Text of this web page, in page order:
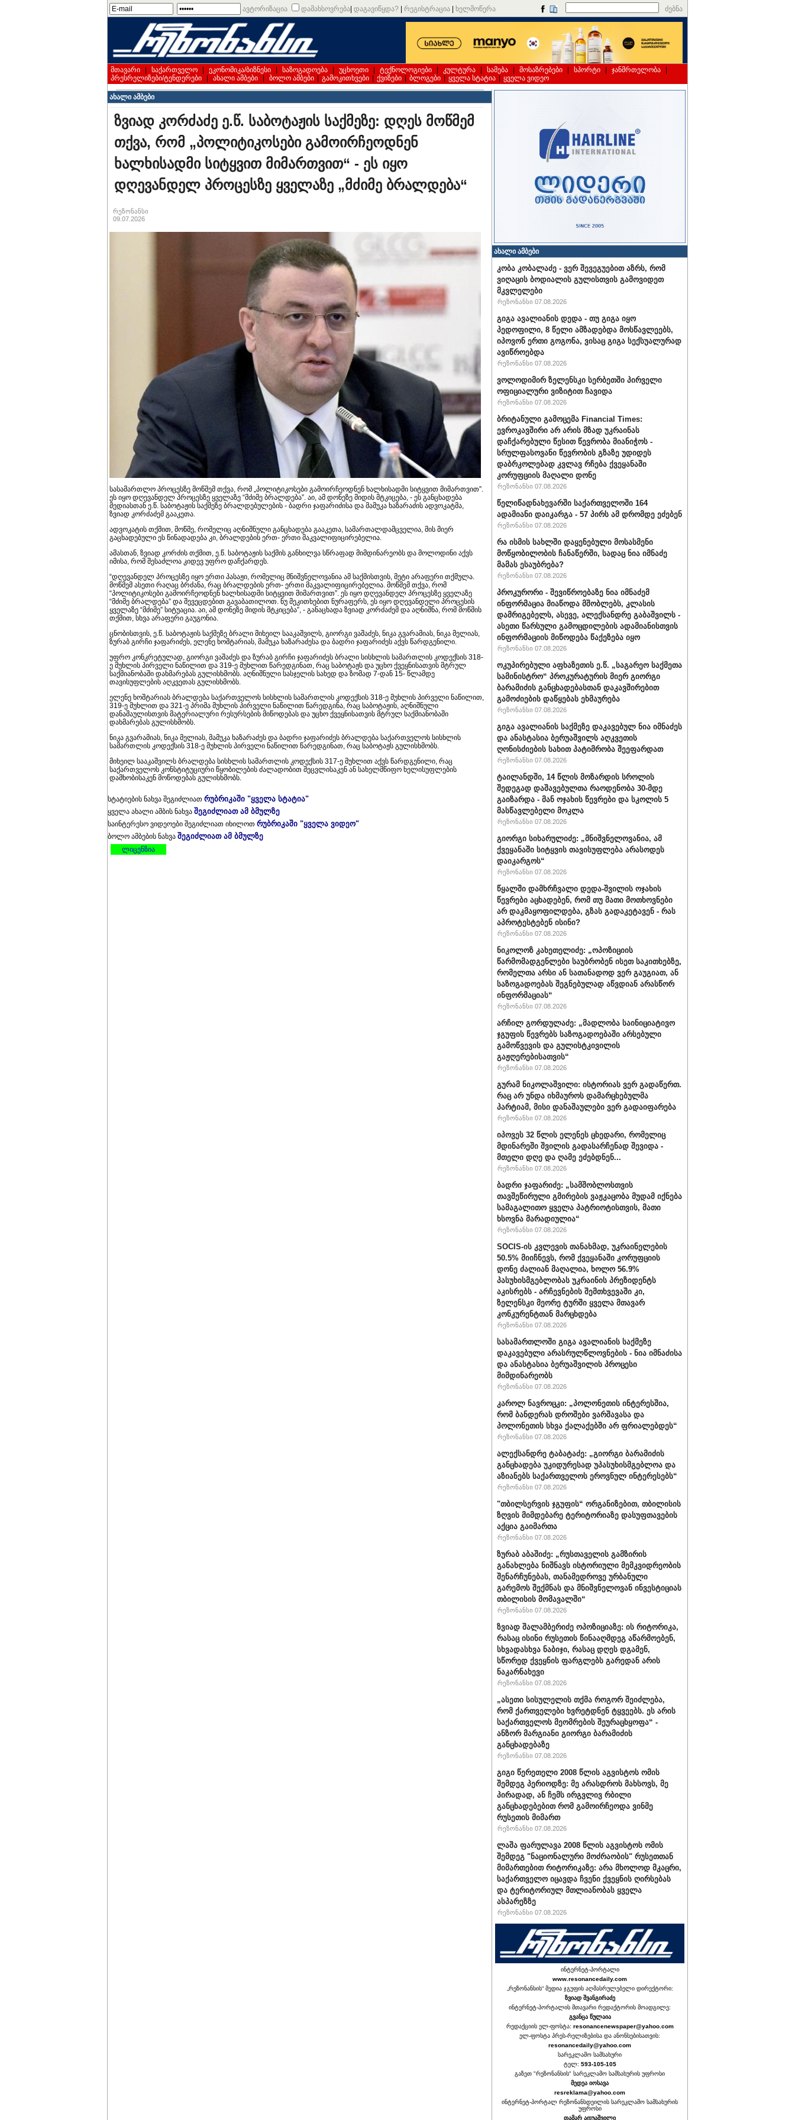
ავტორიზაცია დამახსოვრება დაგავიწყდა? რეგისტრაცია ხელმოწერა ძებნა
მთავარი საქართველო ეკონომიკა/ბიზნესი საზოგადოება უცხოეთი ტექნოლოგიები კულტურა სამება მოსაზრებები სპორტი ჯანმრთელობა
პრესრელიზები/ტენდერები
ახალი ამბები ბოლო ამბები გამოკითხვები ქვიზები ბლოგები ყველა სტატია ყველა ვიდეო
ახალი ამბები
ზვიად კორძაძე ე.წ. საბოტაჟის საქმეზე: დღეს მოწმემ
თქვა, რომ „პოლიტიკოსები გამოირჩეოდნენ
ხალხისადმი სიტყვით მიმართვით“ - ეს იყო
დღევანდელ პროცესზე ყველაზე „მძიმე ბრალდება“
რეზონანსი
09.07.2026
სასამართლო პროცესზე მოწმემ თქვა, რომ „პოლიტიკოსები გამოირჩეოდნენ ხალხისადმი სიტყვით მიმართვით”.
ეს იყო დღევანდელ პროცესზე ყველაზე “მძიმე ბრალდება”. აი, ამ დონეზე მიდის მტკიცება, - ეს განცხადება
მედიასთან ე.წ. საბოტაჟის საქმეზე ბრალდებულების - ბადრი ჯაფარიძისა და მამუკა ხაზარაძის ადვოკატმა,
ზვიად კორძაძემ გააკეთა.
ადვოკატის თქმით, მოწმე, რომელიც აღნიშნული განცხადება გააკეთა, სამართალდამცველია, მის მიერ
გაცხადებული ეს წინადადება კი, ბრალდების ერთ- ერთი მაკვალიფიცირებელია.
ამასთან, ზვიად კორძის თქმით, ე.წ. საბოტაჟის საქმის განხილვა სწრაფად მიმდინარეობს და მოლოდინი აქვს
იმისა, რომ შესაძლოა კიდევ უფრო დაჩქარდეს.
“დღევანდელ პროცესზე იყო ერთი პასაჟი, რომელიც მნიშვნელოვანია ამ საქმისთვის, მეტი არაფერი თქმულა.
მოწმემ ასეთი რაღაც ბრძანა, რაც ბრალდების ერთ- ერთი მაკვალიფიცირებელია. მოწმემ თქვა, რომ
“პოლიტიკოსები გამოირჩეოდნენ ხალხისადმი სიტყვით მიმართვით”. ეს იყო დღევანდელ პროცესზე ყველაზე
“მძიმე ბრალდება” და შევეცდებით გავაბათილოთ. ნუ მეკითხებით ნურაფერს, ეს იყო დღევანდელი პროცესის
ყველაზე “მძიმე” სიტუაცია. აი, ამ დონეზე მიდის მტკიცება”, - განაცხადა ზვიად კორძაძემ და აღნიშნა, რომ მოწმის
თქმით, სხვა არაფერი გაუგონია.
ცნობისთვის, ე.წ. საბოტაჟის საქმეზე ბრალი მიხეილ სააკაშვილს, გიორგი ვაშაძეს, ნიკა გვარამიას, ნიკა მელიას,
ზურაბ გირჩი ჯაფარიძეს, ელენე ხოშტარიას, მამუკა ხაზარაძესა და ბადრი ჯაფარიძეს აქვს წარდგენილი.
უფრო კონკრეტულად, გიორგი ვაშაძეს და ზურაბ გირჩი ჯაფარიძეს ბრალი სისხლის სამართლის კოდექსის 318-
ე მუხლის პირველი ნაწილით და 319-ე მუხლით წარედგინათ, რაც საბოტაჟს და უცხო ქვეყნისათვის მტრულ
საქმიანობაში დახმარებას გულისხმობს. აღნიშნული სასჯელის სახედ და ზომად 7-დან 15- წლამდე
თავისუფლების აღკვეთას გულისხმობს.
ელენე ხოშტარიას ბრალდება საქართველოს სისხლის სამართლის კოდექსის 318-ე მუხლის პირველი ნაწილით,
319-ე მუხლით და 321-ე პრიმა მუხლის პირველი ნაწილით წარედგინა, რაც საბოტაჟის, აღნიშნული
დანაშაულისთვის მატერიალური რესურსების მიწოდებას და უცხო ქვეყნისათვის მტრულ საქმიანობაში
დახმარებას გულისხმობს.
ნიკა გვარამიას, ნიკა მელიას, მამუკა ხაზარაძეს და ბადრი ჯაფარიძეს ბრალდება საქართველოს სისხლის
სამართლის კოდექსის 318-ე მუხლის პირველი ნაწილით წარედგინათ, რაც საბოტაჟს გულისხმობს.
მიხეილ სააკაშვილს ბრალდება სისხლის სამართლის კოდექსის 317-ე მუხლით აქვს წარდგენილი, რაც
საქართველოს კონსტიტუციური წყობილების ძალადობით შეცვლისაკენ ან სახელმწიფო ხელისუფლების
დამხობისაკენ მოწოდებას გულისხმობს.
სტატიების ნახვა შეგიძლიათ რუბრიკაში "ყველა სტატია"
ყველა ახალი ამბის ნახვა შეგიძლიათ ამ ბმულზე
საინტერესო ვიდეოები შეგიძლიათ იხილოთ რუბრიკაში "ყველა ვიდეო"
ბოლო ამბების ნახვა შეგიძლიათ ამ ბმულზე
ლიცენზია
ახალი ამბები
კობა კობალაძე - ვერ შევეგუებით აზრს, რომ
ვიღაცის ბოდიალის გულისთვის გამოვიდეთ
მკვლელები
რეზონანსი 07.08.2026
გიგა ავალიანის დედა - თუ გიგა იყო
პედოფილი, 8 წელი ამზადებდა მოსწავლეებს,
იპოვონ ერთი გოგონა, ვისაც გიგა სექსუალურად
ავიწროებდა
რეზონანსი 07.08.2026
ვოლოდიმირ ზელენსკი სერბეთში პირველი
ოფიციალური ვიზიტით ჩავიდა
რეზონანსი 07.08.2026
ბრიტანული გამოცემა Financial Times:
ევროკავშირი არ არის მზად უკრაინას
დაჩქარებული წესით წევრობა მიანიჭოს -
სრულფასოვანი წევრობის გზაზე უდიდეს
დაბრკოლებად კვლავ რჩება ქვეყანაში
კორუფციის მაღალი დონე
რეზონანსი 07.08.2026
წელიწადნახევარში საქართველოში 164
ადამიანი დაიკარგა - 57 პირს ამ დრომდე ეძებენ
რეზონანსი 07.08.2026
რა ისმის სახლში დაყენებული მოსასმენი
მოწყობილობის ჩანაწერში, სადაც ნია იმნაძე
მამას ესაუბრება?
რეზონანსი 07.08.2026
პროკურორი - შევიწროებაზე ნია იმნაძემ
ინფორმაცია მიაწოდა მშობლებს, კლასის
დამრიგებელს, ასევე, ალექსანდრე გაბაშვილს -
ასეთი წარსული გამოცდილების ადამიანისთვის
ინფორმაციის მიწოდება წაქეზება იყო
რეზონანსი 07.08.2026
ოკუპირებული აფხაზეთის ე.წ. „საგარეო საქმეთა
სამინისტრო“ პროკურატურის მიერ გიორგი
ბარამიძის განცხადებასთან დაკავშირებით
გამოძიების დაწყებას ეხმაურება
რეზონანსი 07.08.2026
გიგა ავალიანის საქმეზე დაკავებულ ნია იმნაძეს
და ანასტასია ბერუაშვილს აღკვეთის
ღონისძიების სახით პატიმრობა შეეფარდათ
რეზონანსი 07.08.2026
ტაილანდში, 14 წლის მოზარდის სროლის
შედეგად დაშავებულთა რაოდენობა 30-მდე
გაიზარდა - მან ოჯახის წევრები და სკოლის 5
მასწავლებელი მოკლა
რეზონანსი 07.08.2026
გიორგი სიხარულიძე: „მნიშვნელოვანია, ამ
ქვეყანაში სიტყვის თავისუფლება არასოდეს
დაიკარგოს“
რეზონანსი 07.08.2026
წყალში დამხრჩვალი დედა-შვილის ოჯახის
წევრები აცხადებენ, რომ თუ მათი მოთხოვნები
არ დაკმაყოფილდება, გზას გადაკეტავენ - რას
აპროტესტებენ ისინი?
რეზონანსი 07.08.2026
ნიკოლოზ კახეთელიძე: „ოპოზიციის
წარმომადგენლები საუბრობენ ისეთ საკითხებზე,
რომელთა არსი ან სათანადოდ ვერ გაუგიათ, ან
საზოგადოებას შეგნებულად აწვდიან არასწორ
ინფორმაციას“
რეზონანსი 07.08.2026
არჩილ გორდულაძე: „მადლობა საინიციატივო
ჯგუფის წევრებს საზოგადოებაში არსებული
გამოწვევის და გულისტკივილის
გაჟღერებისათვის“
რეზონანსი 07.08.2026
გურამ ნიკოლაშვილი: ისტორიას ვერ გადაწერთ.
რაც არ უნდა იხმაუროს დამარცხებულმა
პარტიამ, მისი დანაშაულები ვერ გადაიფარება
რეზონანსი 07.08.2026
იპოვეს 32 წლის ელენეს ცხედარი, რომელიც
მდინარეში შვილის გადასარჩენად შევიდა -
მთელი დღე და ღამე ეძებდნენ...
რეზონანსი 07.08.2026
ბადრი ჯაფარიძე: „სამშობლოსთვის
თავშეწირული გმირების ვაჟკაცობა მუდამ იქნება
სამაგალითო ყველა პატრიოტისთვის, მათი
ხსოვნა მარადიულია“
რეზონანსი 07.08.2026
SOCIS-ის კვლევის თანახმად, უკრაინელების
50.5% მიიჩნევს, რომ ქვეყანაში კორუფციის
დონე ძალიან მაღალია, ხოლო 56.9%
პასუხისმგებლობას უკრაინის პრეზიდენტს
აკისრებს - არჩევნების შემთხვევაში კი,
ზელენსკი მეორე ტურში ყველა მთავარ
კონკურენტთან მარცხდება
რეზონანსი 07.08.2026
სასამართლოში გიგა ავალიანის საქმეზე
დაკავებული არასრულწლოვნების - ნია იმნაძისა
და ანასტასია ბერუაშვილის პროცესი
მიმდინარეობს
რეზონანსი 07.08.2026
კაროლ ნავროცკი: „პოლონეთის ინტერესშია,
რომ ბანდერას დროშები ვარშავასა და
პოლონეთის სხვა ქალაქებში არ ფრიალებდეს“
რეზონანსი 07.08.2026
ალექსანდრე ტაბატაძე: „გიორგი ბარამიძის
განცხადება უკიდურესად უპასუხისმგებლოა და
აზიანებს საქართველოს ეროვნულ ინტერესებს“
რეზონანსი 07.08.2026
"თბილსერვის ჯგუფის“ ორგანიზებით, თბილისის
ზღვის მიმდებარე ტერიტორიაზე დასუფთავების
აქცია გაიმართა
რეზონანსი 07.08.2026
ზურაბ აბაშიძე: „რუსთაველის გამზირის
განახლება ნიშნავს ისტორიული მემკვიდრეობის
შენარჩუნებას, თანამედროვე ურბანული
გარემოს შექმნას და მნიშვნელოვან ინვესტიციას
თბილისის მომავალში“
რეზონანსი 07.08.2026
ზვიად შალამბერიძე ოპოზიციაზე: ის რიტორიკა,
რასაც ისინი რუსეთის წინააღმდეგ აწარმოებენ,
სხვადასხვა ნაბიჯი, რასაც დღეს დგამენ,
სწორედ ქვეყნის ფარგლებს გარედან არის
ნაკარნახევი
რეზონანსი 07.08.2026
„ასეთი სისულელის თქმა როგორ შეიძლება,
რომ ქართველები ხვრეტდნენ ტყვეებს. ეს არის
საქართველოს მეომრების შეურაცხყოფა“ -
ანზორ მარგიანი გიორგი ბარამიძის
განცხადებაზე
რეზონანსი 07.08.2026
გიგი წერეთელი 2008 წლის აგვისტოს ომის
შემდეგ პერიოდზე: მე არასდროს მახსოვს, მე
პირადად, ან ჩემს ირგვლივ რბილი
განცხადებებით რომ გამოირჩეოდა ვინმე
რუსეთის მიმართ
რეზონანსი 07.08.2026
ლაშა ფარულავა 2008 წლის აგვისტოს ომის
შემდეგ "ნაციონალური მოძრაობის" რუსეთთან
მიმართებით რიტორიკაზე: არა მხოლოდ მკაცრი,
საქართველო იცავდა ჩვენი ქვეყნის ღირსებას
და ტერიტორიულ მთლიანობას ყველა
ასპარეზზე
რეზონანსი 07.08.2026
ინტერნეტ-პორტალი
www.resonancedaily.com
„რეზონანსის“ მედია ჯგუფის აღმასრულებელი დირექტორი:
ზვიად შვანგირაძე
ინტერნეტ-პორტალის მთავარი რედაქტორის მოადგილე:
გვანცა წულაია
რედაქციის ელ-ფოსტა: resonancenewspaper@yahoo.com
ელ-ფოსტა პრეს-რელიზებისა და ანონსებისათვის:
resonancedaily@yahoo.com
სარეკლამო სამსახური
ტელ: 593-105-105
გაზეთ "რეზონანსის" სარეკლამო სამსახურის უფროსი
მედეა იოსავა
resreklama@yahoo.com
ინტერნეტ-პორტალ რეზონანსდეილის სარეკლამო სამსახურის
უფროსი
თამარ ადუაშვილი